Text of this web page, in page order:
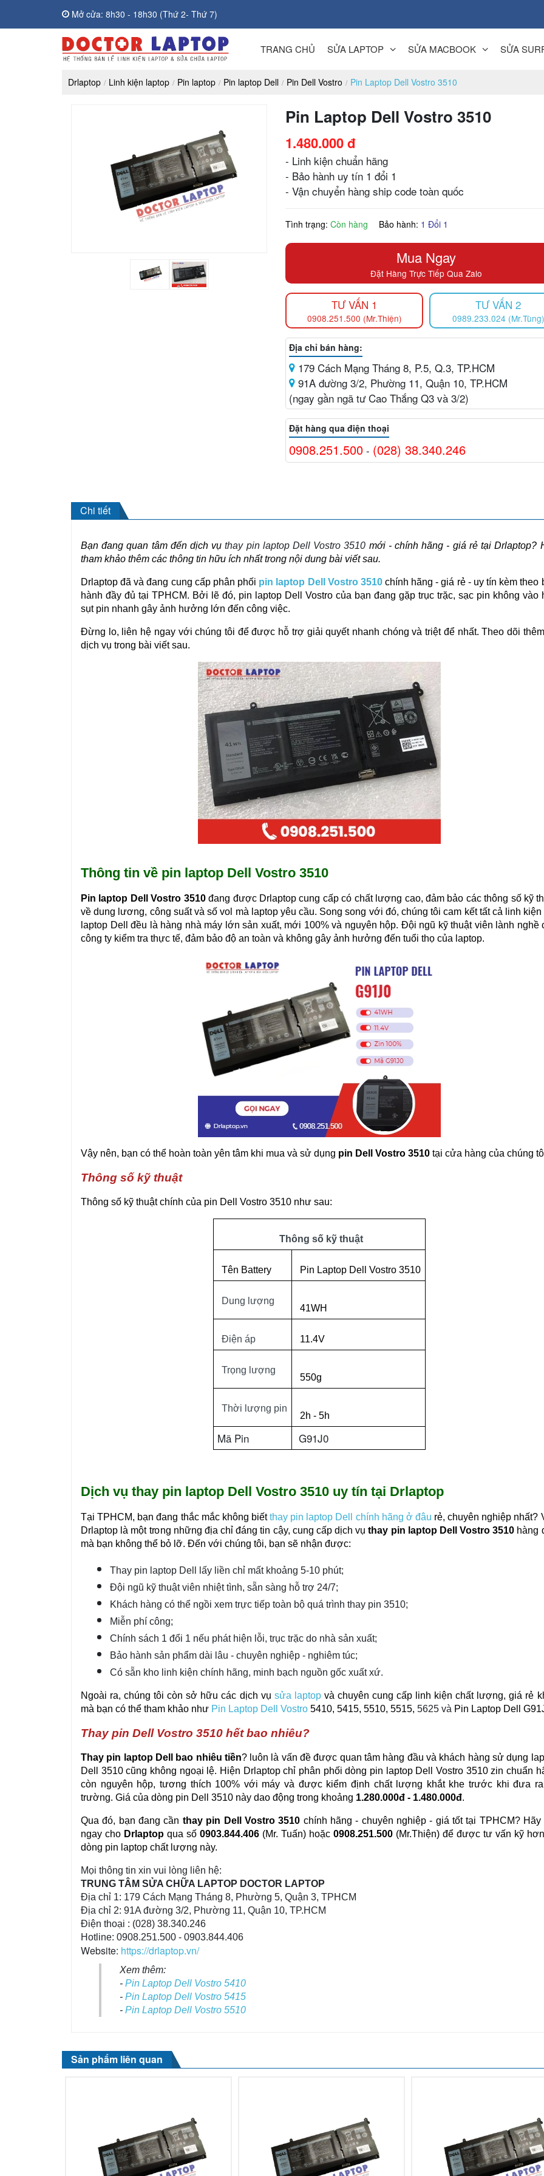
Mở cửa: 8h30 - 18h30 (Thứ 2- Thứ 7)
TRANG CHỦ SỬA LAPTOP SỬA MACBOOK SỬA
Drlaptop Linh kiện laptop Pin laptop Pin laptop Dell Pin Dell Vostro Pin Laptop Dell Vostro 3510
Pin Laptop Dell Vostro 3510
1.480.000 đ
- Linh kiện chuẩn hãng
- Bảo hành uy tín 1 đổi 1
- Vận chuyển hàng ship code toàn quốc
Tình trạng:Còn hàng Bảo hành: 1 Đổi 1
Mua Ngay
Đặt Hàng Trực Tiếp Qua Zalo
TƯ VẤN 1
0908.251.500 (Mr.Thiện)
TƯ VẤN 2
0989.233.024 (Mr.Tùng)
Địa chỉ bán hàng:
179 Cách Mạng Tháng 8, P.5, Q.3, TP.HCM
91A đường 3/2, Phường 11, Quận 10, TP.HCM
(ngay gần ngã tư Cao Thắng Q3 và 3/2)
Đặt hàng qua điện thoại
0908.251.500 - (028) 38.340.246
Chi tiết
Bạn đang quan tâm đến dịch vụthay pin laptop Dell Vostro 3510 mới - chính hãng - giá rẻ tạiDrlaptop?
tham khảo thêm các thông tin hữu ích nhất trong nội dung bài viết sau.
Drlaptop đã và đang cung cấp phân phối pin laptop Dell Vostro 3510 chính hãng - giá rẻ - uy tín kèm theo
hành đầy đủ tại TPHCM. Bởi lẽ đó, pin laptop Dell Vostro của bạn đang gặp trục trặc, sạc pin không vào
sụt pin nhanh gây ảnh hưởng lớn đến công việc.
Đừng lo, liên hệ ngay với chúng tôi để được hỗ trợ giải quyết nhanh chóng và triệt để nhất. Theo dõi
dịch vụ trong bài viết sau.
Thông tin về pin laptop Dell Vostro 3510
Pin laptop Dell Vostro 3510đang được Drlaptop cung cấp có chất lượng cao, đảm bảo các thông số kỹ
về dung lương, công suất và số vol mà laptop yêu cầu. Song song với đó, chúng tôi cam kết tất cả linh kiện
laptop Dell đều là hàng nhà máy lớn sản xuất, mới 100% và nguyên hộp. Đội ngũ kỹ thuật viên lành nghề
công ty kiểm tra thực tế, đảm bảo độ an toàn và không gây ảnh hưởng đến tuổi thọ của laptop.
Vậy nên, bạn có thể hoàn toàn yên tâm khi mua và sử dụng pin Dell Vostro 3510 tại cửa hàng của chúng
Thông số kỹ thuật
Thông số kỹ thuật chính của pin Dell Vostro 3510 như sau:
Thông số kỹ thuật
Tên Battery Pin Laptop Dell Vostro 3510
Dung lượng
41WH
Điện áp 11.4V
Trọng lượng
550g
Thời lượng pin
2h - 5h
Mã Pin G91J0
Dịch vụ thay pin laptop Dell Vostro 3510 uy tín tại Drlaptop
Tại TPHCM, bạn đang thắc mắc không biếtthay pin laptop Dell chính hãng ở đâu rẻ, chuyên nghiệp nhất?
Drlaptop là một trong những địa chỉ đáng tin cậy, cung cấp dịch vụthay pin laptop Dell Vostro 3510 hàng
mà bạn không thể bỏ lỡ. Đến với chúng tôi, bạn sẽ nhận được:
Thay pin laptop Dell lấy liền chỉ mất khoảng 5-10 phút;
Đội ngũ kỹ thuật viên nhiệt tình, sẵn sàng hỗ trợ 24/7;
Khách hàng có thể ngồi xem trực tiếp toàn bộ quá trình thay pin 3510;
Miễn phí công;
Chính sách 1 đổi 1 nếu phát hiện lỗi, trục trặc do nhà sản xuất;
Bảo hành sản phẩm dài lâu - chuyên nghiệp - nghiêm túc;
Có sẵn kho linh kiện chính hãng, minh bạch nguồn gốc xuất xứ.
Ngoài ra, chúng tôi còn sở hữu các dịch vụ sửa laptopvà chuyên cung cấp linh kiện chất lượng, giá rẻ
mà bạn có thể tham khảo như Pin Laptop Dell Vostro 5410, 5415, 5510, 5515, 5625 và Pin Laptop Dell
Thay pin Dell Vostro 3510 hết bao nhiêu?
Thay pin laptop Dell bao nhiêu tiền? luôn là vấn đề được quan tâm hàng đầu và khách hàng sử dụng
Dell 3510 cũng không ngoại lệ. Hiện Drlaptop chỉ phân phối dòng pin laptop Dell Vostro 3510 zin chuẩn
còn nguyên hộp, tương thích 100% với máy và được kiểm định chất lượng khắt khe trước khi đưa
trường. Giá của dòng pin Dell 3510 này dao động trong khoảng 1.280.000đ - 1.480.000đ.
Qua đó, bạn đang cần thay pin Dell Vostro 3510 chính hãng - chuyên nghiệp - giá tốt tại TPHCM? Hãy
ngay cho Drlaptop qua số 0903.844.406(Mr. Tuấn) hoặc 0908.251.500 (Mr.Thiện) để được tư vấn kỹ
dòng pin laptop chất lượng này.
Mọi thông tin xin vui lòng liên hệ:
TRUNG TÂM SỬA CHỮA LAPTOP DOCTOR LAPTOP
Địa chỉ 1: 179 Cách Mạng Tháng 8, Phường 5, Quận 3, TPHCM
Địa chỉ 2: 91A đường 3/2, Phường 11, Quận 10, TP.HCM
Điện thoại : (028) 38.340.246
Hotline: 0908.251.500 - 0903.844.406
Website: https://drlaptop.vn/
Xem thêm:
- Pin Laptop Dell Vostro 5410
- Pin Laptop Dell Vostro 5415
- Pin Laptop Dell Vostro 5510
Sản phẩm liên quan